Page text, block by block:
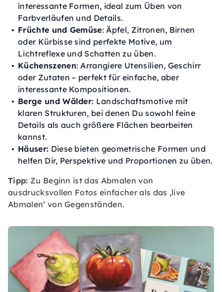
interessante Formen, ideal zum Üben von
Farbverläufen und Details.
Früchte und Gemüse: Äpfel, Zitronen, Birnen
oder Kürbisse sind perfekte Motive, um
Lichtreflexe und Schatten zu üben.
Küchenszenen: Arrangiere Utensilien, Geschirr
oder Zutaten – perfekt für einfache, aber
interessante Kompositionen.
Berge und Wälder: Landschaftsmotive mit
klaren Strukturen, bei denen Du sowohl feine
Details als auch größere Flächen bearbeiten
kannst.
Häuser: Diese bieten geometrische Formen und
helfen Dir, Perspektive und Proportionen zu üben.
Tipp: Zu Beginn ist das Abmalen von
ausdrucksvollen Fotos einfacher als das ‚live
Abmalen‘ von Gegenständen.